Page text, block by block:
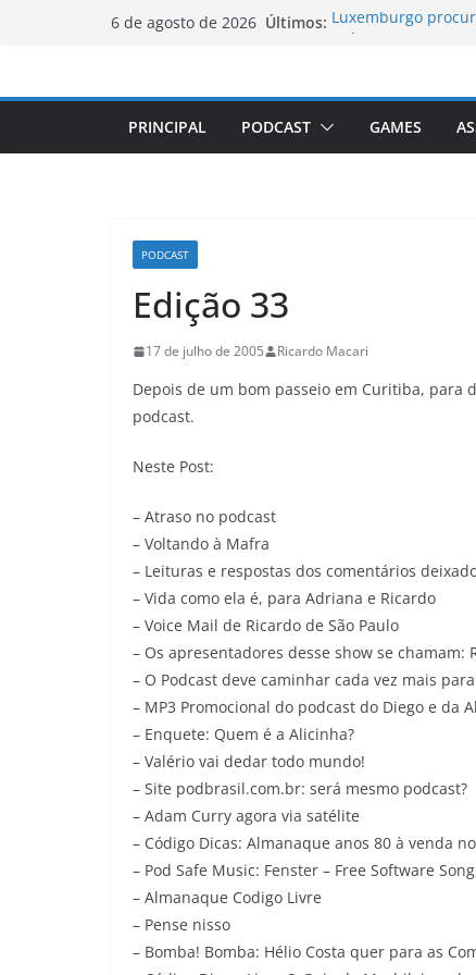
conteúdo
6 de agosto de 2026 Últimos: Luxemburgo
Luxemburgo e
mobilidade dos
PRINCIPAL PODCAST GAMES
PODCAST
Edição 33
17 de julho de 2005 Ricardo Macari
Depois de um bom passeio em Curitiba, para
podcast.
Neste Post:
– Atraso no podcast
– Voltando à Mafra
– Leituras e respostas dos comentários
– Vida como ela é, para Adriana e Ricardo
– Voice Mail de Ricardo de São Paulo
– Os apresentadores desse show se chamam:
– O Podcast deve caminhar cada vez mais
– MP3 Promocional do podcast do Diego e
– Enquete: Quem é a Alicinha?
– Valério vai dedar todo mundo!
– Site podbrasil.com.br: será mesmo podcast?
– Adam Curry agora via satélite
– Código Dicas: Almanaque anos 80 à venda
– Pod Safe Music: Fenster – Free Software Song
– Almanaque Codigo Livre
– Pense nisso
– Bomba! Bomba: Hélio Costa quer para as